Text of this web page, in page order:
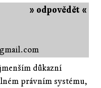
» odpovědět «
důkazní
právním systému,